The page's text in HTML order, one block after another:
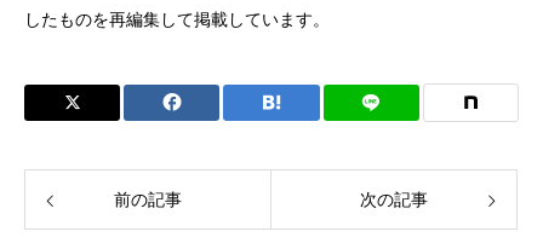
したものを再編集して掲載しています。
前の記事 次の記事